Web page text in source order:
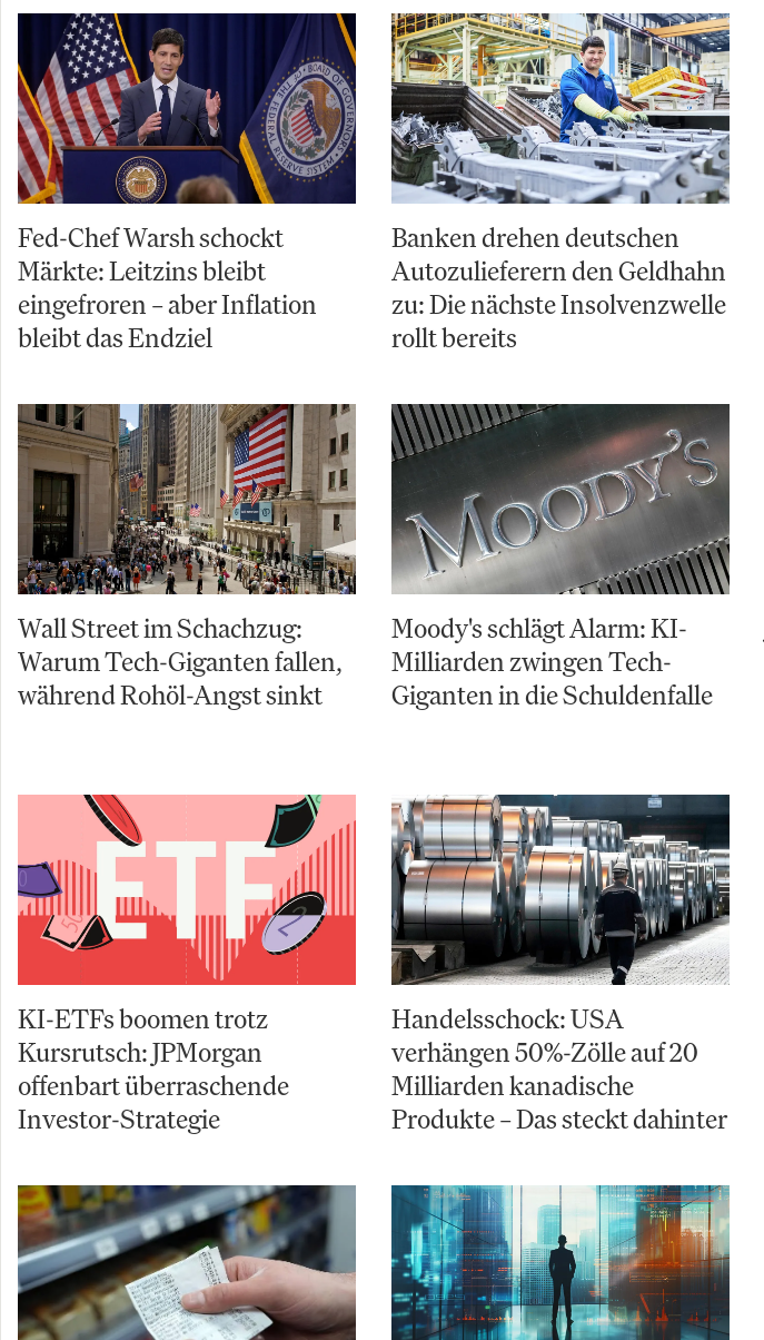
Fed-Chef Warsh schockt
Märkte: Leitzins bleibt
eingefroren – aber Inflation
bleibt das Endziel
Banken drehen deutschen
Autozulieferern den Geldhahn
zu: Die nächste Insolvenzwelle
rollt bereits
Wall Street im Schachzug:
Warum Tech-Giganten fallen,
während Rohöl-Angst sinkt
Moody's schlägt Alarm: KI-
Milliarden zwingen Tech-
Giganten in die Schuldenfalle
KI-ETFs boomen trotz
Kursrutsch: JPMorgan
offenbart überraschende
Investor-Strategie
Handelsschock: USA
verhängen 50%-Zölle auf 20
Milliarden kanadische
Produkte – Das steckt dahinter